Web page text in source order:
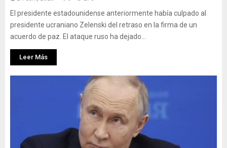
El presidente estadounidense anteriormente había culpado al
presidente ucraniano Zelenski del retraso en la firma de un
acuerdo de paz. El ataque ruso ha dejado...
Leer Más